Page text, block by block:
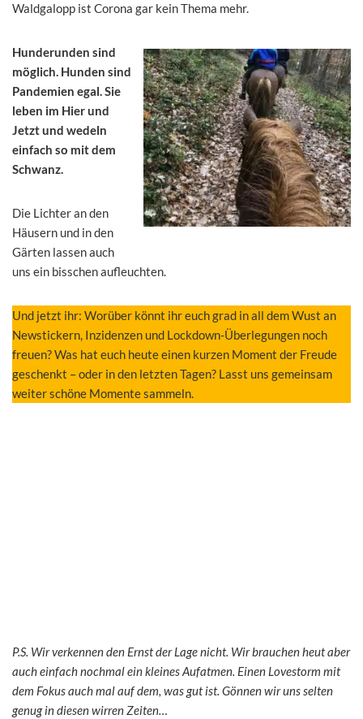
Waldgalopp ist Corona gar kein Thema mehr.
Hunderunden sind
möglich. Hunden sind
Pandemien egal. Sie
leben im Hier und
Jetzt und wedeln
einfach so mit dem
Schwanz.
Die Lichter an den
Häusern und in den
Gärten lassen auch
uns ein bisschen aufleuchten.
Und jetzt ihr: Worüber könnt ihr euch grad in all dem Wust an
Newstickern, Inzidenzen und Lockdown-Überlegungen noch
freuen? Was hat euch heute einen kurzen Moment der Freude
geschenkt – oder in den letzten Tagen? Lasst uns gemeinsam
weiter schöne Momente sammeln.
P.S. Wir verkennen den Ernst der Lage nicht. Wir brauchen heut aber
auch einfach nochmal ein kleines Aufatmen. Einen Lovestorm mit
dem Fokus auch mal auf dem, was gut ist. Gönnen wir uns selten
genug in diesen wirren Zeiten…